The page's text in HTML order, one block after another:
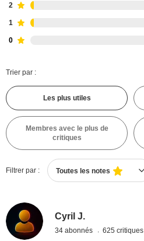
2
1
0
Trier par :
Les plus utiles
Membres avec le plus de
critiques
Filtrer par : Toutes les notes
Cyril J.
34 abonnés 625 critiques